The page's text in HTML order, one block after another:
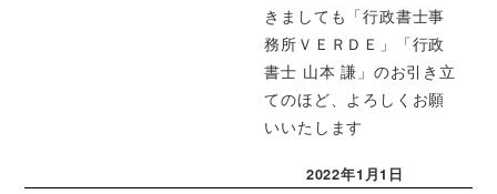
きましても「行政書士事
務所ＶＥＲＤＥ」「行政
書士 山本 謙」のお引き立
てのほど、よろしくお願
いいたします
投稿日
2022年1月1日